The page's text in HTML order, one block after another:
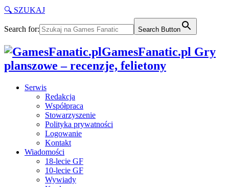
🔍 SZUKAJ
Search for: Search Button
GamesFanatic.pl Gry
planszowe – recenzje, felietony
Serwis
Redakcja
Współpraca
Stowarzyszenie
Polityka prywatności
Logowanie
Kontakt
Wiadomości
18-lecie GF
10-lecie GF
Wywiady